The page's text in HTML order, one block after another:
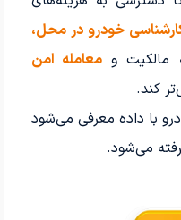
خودرو در محل،
مالکیت و معامله امن
کند.
با داده معرفی می‌شود
می‌شود.